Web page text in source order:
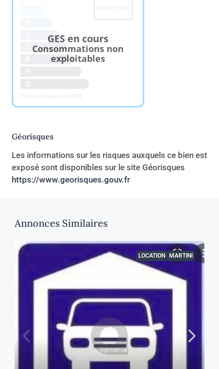
GES en cours
Consommations non
exploitables
Géorisques
Les informations sur les risques auxquels ce bien est
exposé sont disponibles sur le site Géorisques
https://www.georisques.gouv.fr
Annonces Similaires
LOCATION MARTINI